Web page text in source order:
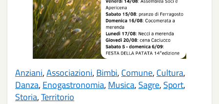
Anziani,Associazioni, Bimbi, Comune, Cultura,
Danza, Enogastronomia, Musica, Sagre, Sport,
Storia,Territorio